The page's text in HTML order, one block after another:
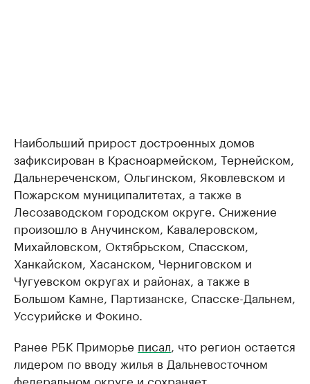
Наибольший прирост достроенных домов
зафиксирован в Красноармейском, Тернейском,
Дальнереченском, Ольгинском, Яковлевском и
Пожарском муниципалитетах, а также в
Лесозаводском городском округе. Снижение
произошло в Анучинском, Кавалеровском,
Михайловском, Октябрьском, Спасском,
Ханкайском, Хасанском, Черниговском и
Чугуевском округах и районах, а также в
Большом Камне, Партизанске, Спасске-Дальнем,
Уссурийске и Фокино.
Ранее РБК Приморье писал , что регион остается
лидером по вводу жилья в Дальневосточном
федеральном округе и сохраняет